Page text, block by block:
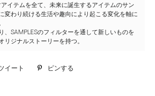
イテムを全て、未来に誕生するアイテムのサン
変わり続ける生活や趣向により起こる変化を軸に
、SAMPLESのフィルターを通して新しいものを
リジナルストーリーを持つ。
イート
Twitterピンする